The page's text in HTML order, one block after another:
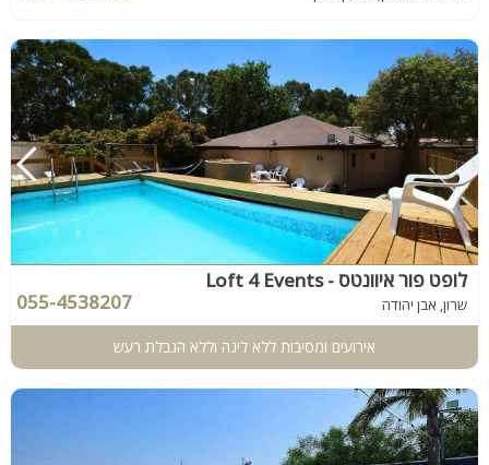
לופט פור איוונטס - Loft 4 Events
שרון, אבן יהודה 055-4538207
אירועים ומסיבות ללא לינה וללא הגבלת רעש